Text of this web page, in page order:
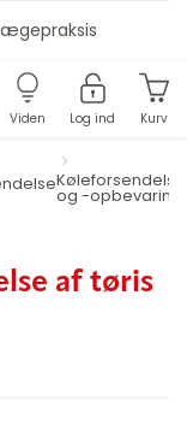
Viden Log ind Kurv
Køleforsendelse
og -opbevaring
af tøris